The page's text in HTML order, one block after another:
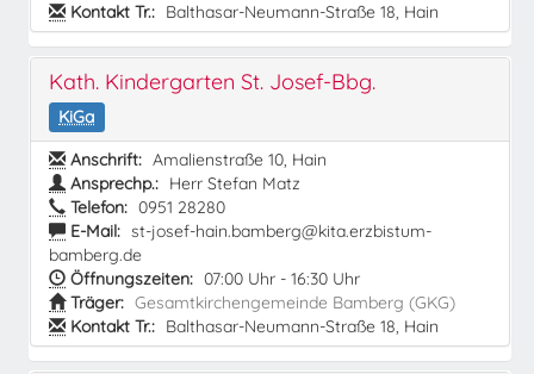
Kontakt Tr.: Balthasar-Neumann-Straße 18, Hain
Kath. Kindergarten St. Josef-Bbg.
KiGa
Anschrift: Amalienstraße 10, Hain
Ansprechp.: Herr Stefan Matz
Telefon: 0951 28280
E-Mail: st-josef-hain.bamberg@kita.erzbistum-
bamberg.de
Öffnungszeiten: 07:00 Uhr - 16:30 Uhr
Träger: Gesamtkirchengemeinde Bamberg (GKG)
Kontakt Tr.: Balthasar-Neumann-Straße 18, Hain